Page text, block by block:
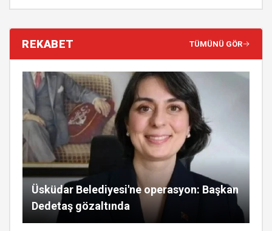
REKABET TÜMÜNÜ GÖR
Üsküdar Belediyesi'ne operasyon: Başkan
Dedetaş gözaltında